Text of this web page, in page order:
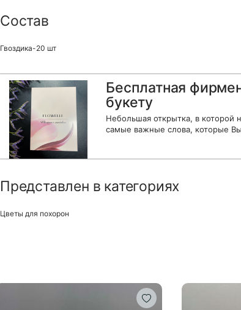
Состав
Гвоздика-20 шт
Бесплатная
букету
Небольшая открытка, в
самые важные слова, которые
Представлен в категориях
Цветы для похорон